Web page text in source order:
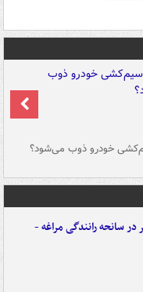
خودرو ذوب می‌شود؟
سانحه رانندگی مراغه -